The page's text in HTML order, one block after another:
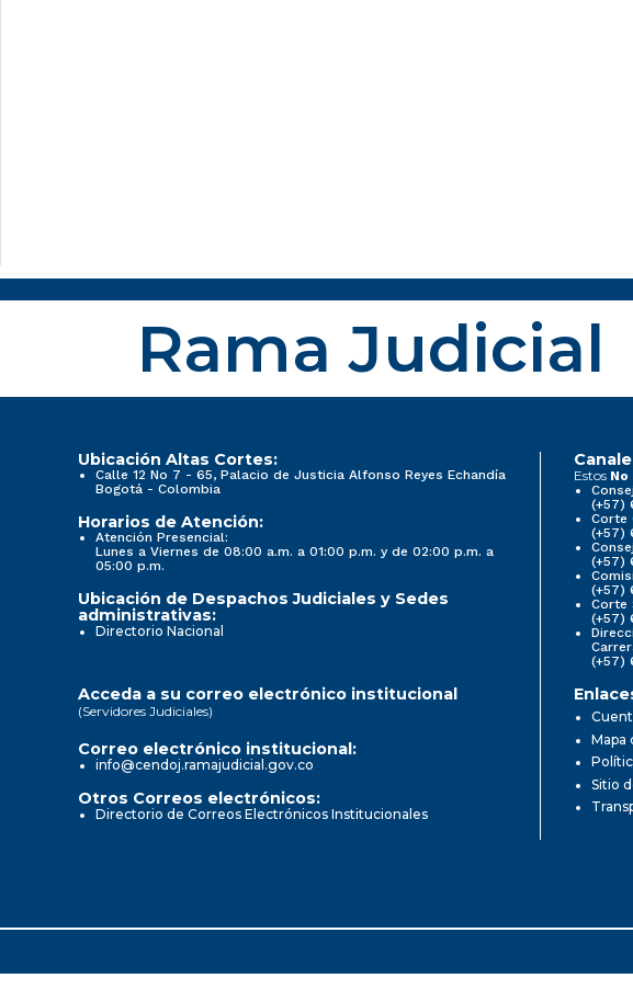
Rama Judicial
Ubicación Altas Cortes:
Calle 12 No 7 - 65, Palacio de Justicia Alfonso Reyes Echandía
Bogotá - Colombia
Horarios de Atención:
Atención Presencial:
Lunes a Viernes de 08:00 a.m. a 01:00 p.m. y de 02:00 p.m. a
05:00 p.m.
Ubicación de Despachos Judiciales y Sedes
administrativas:
Directorio Nacional
Estos
(+57)
Corte
(+57)
(+57)
(+57)
Corte
(+57)
(+57)
Acceda a su correo electrónico institucional
(Servidores Judiciales)
Correo electrónico institucional:
info@cendoj.ramajudicial.gov.co
Otros Correos electrónicos:
Directorio de Correos Electrónicos Institucionales
Mapa
Sitio